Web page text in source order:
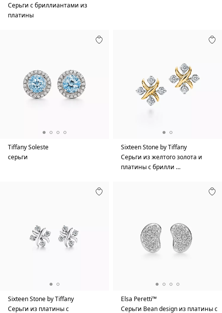
Серьги с бриллиантами из
платины
Tiffany Soleste
серьги
Sixteen Stone by Tiffany
Серьги из желтого золота и
платины с брилли …
Sixteen Stone by Tiffany
Серьги из платины с
Elsa Peretti™
Серьги Bean design из платины с